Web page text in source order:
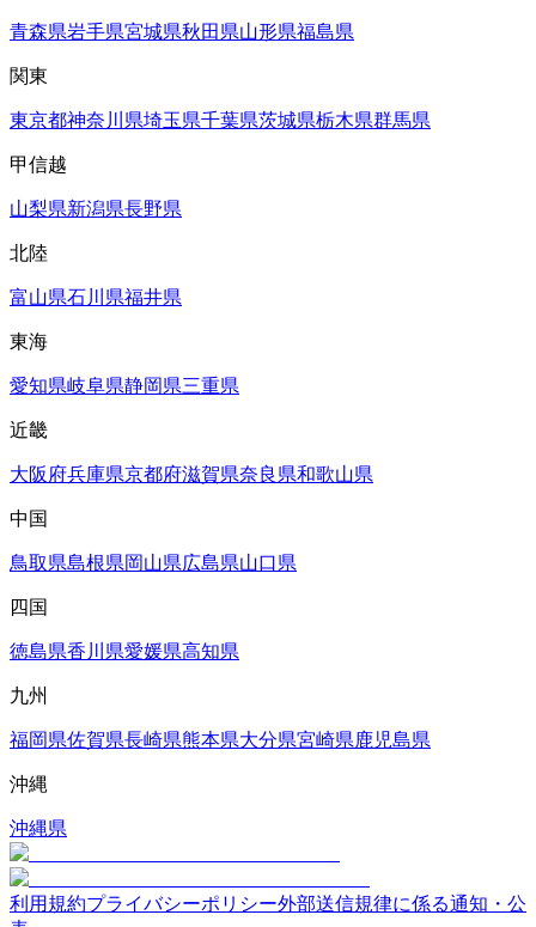
青森県岩手県宮城県秋田県山形県福島県
関東
東京都神奈川県埼玉県千葉県茨城県栃木県群馬県
甲信越
山梨県新潟県長野県
北陸
富山県石川県福井県
東海
愛知県岐阜県静岡県三重県
近畿
大阪府兵庫県京都府滋賀県奈良県和歌山県
中国
鳥取県島根県岡山県広島県山口県
四国
徳島県香川県愛媛県高知県
九州
福岡県佐賀県長崎県熊本県大分県宮崎県鹿児島県
沖縄
沖縄県
利用規約プライバシーポリシー外部送信規律に係る通知・公